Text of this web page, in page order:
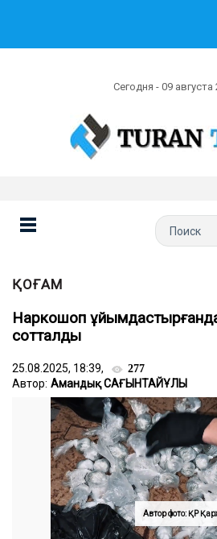
Сегодня - 09 августа
ҚОҒАМ
Наркошоп
сотталды
25.08.2025, 18:39, 277
Автор: Амандық САҒЫНТАЙҰЛЫ
Автор фото: ҚР